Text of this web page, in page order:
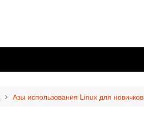
Азы использования Linux для новичков